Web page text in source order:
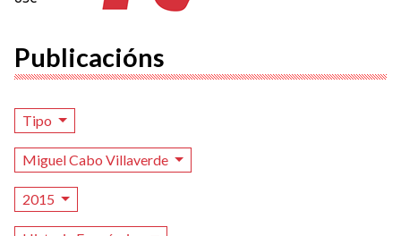
Publicacións
Tipo
Miguel Cabo Villaverde
2015